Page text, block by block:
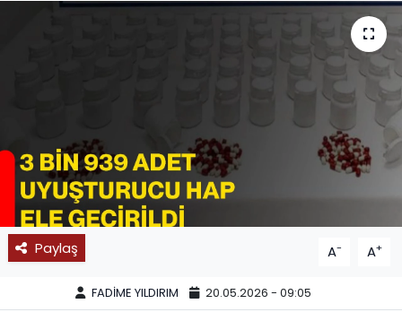
Paylaş A- A+
FADİME YILDIRIM 20.05.2026 - 09:05